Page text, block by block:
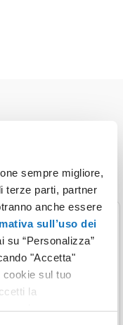
sempre migliore,
terze parti, partner
anche essere
sull’uso dei
su “Personalizza”
"Accetta"
sul tuo
la
per farti